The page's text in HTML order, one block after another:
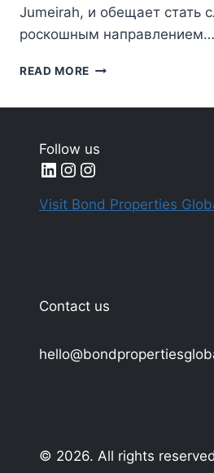
Jumeirah, и обещает стать
роскошным направлением…
READ MORE ПАЛЬМА
Follow us
LinkedIn
Instagram
Instagram
Visit Bond Properties
Contact us
© 2026. All rights